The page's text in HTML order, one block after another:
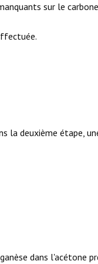
sur le carbone
la deuxième étape,
dans l'acétone